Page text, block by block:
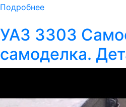
Подробнее
УАЗ 3303
самоделка.